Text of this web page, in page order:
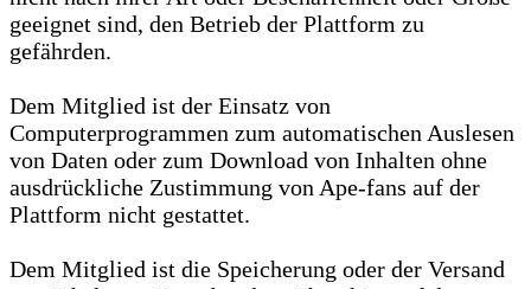
geeignet sind, den Betrieb der Plattform zu
gefährden.
Dem Mitglied ist der Einsatz von
Computerprogrammen zum automatischen Auslesen
von Daten oder zum Download von Inhalten ohne
ausdrückliche Zustimmung von Ape-fans auf der
Plattform nicht gestattet.
Dem Mitglied ist die Speicherung oder der Versand